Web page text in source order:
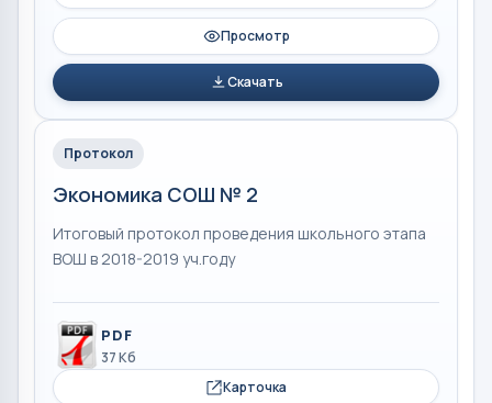
Просмотр
Скачать
Протокол
Экономика СОШ № 2
Итоговый протокол проведения школьного этапа
ВОШ в 2018-2019 уч.году
PDF
37 Кб
Карточка